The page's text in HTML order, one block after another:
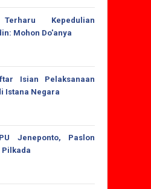
Kepedulian
Mohon Do'anya
Isian Pelaksanaan
Istana Negara
Jeneponto, Paslon
Pilkada